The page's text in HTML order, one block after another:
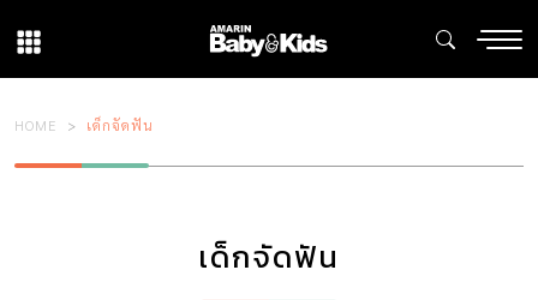
HOME เด็กจัดฟัน
เด็กจัดฟัน